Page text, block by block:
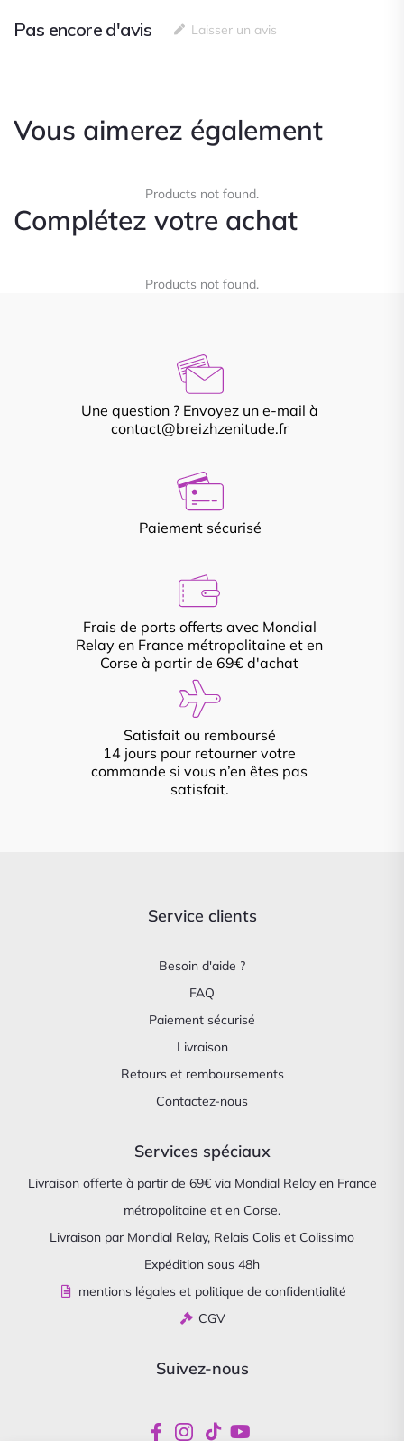
Pas encore d'avis Laisser un avis
Vous aimerez également
Products not found.
Complétez votre achat
Products not found.
Une question ? Envoyez un e-mail à
contact@breizhzenitude.fr
Paiement sécurisé
Frais de ports offerts avec Mondial
Relay en France métropolitaine et en
Corse à partir de 69€ d'achat
Satisfait ou remboursé
14 jours pour retourner votre
commande si vous n’en êtes pas
satisfait.
Service clients
Besoin d'aide ?
FAQ
Paiement sécurisé
Livraison
Retours et remboursements
Contactez-nous
Services spéciaux
Livraison offerte à partir de 69€ via Mondial Relay en France
métropolitaine et en Corse.
Livraison par Mondial Relay, Relais Colis et Colissimo
Expédition sous 48h
mentions légales et politique de confidentialité
CGV
Suivez-nous